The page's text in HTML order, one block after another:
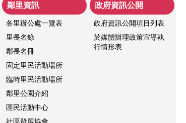
鄰里資訊
各里辦公處一覽表
里長名錄
鄰長名冊
固定里民活動場所
臨時里民活動場所
鄰里公園介紹
區民活動中心
社區發展協會
政府資訊公開
政府資訊公開項目列表
於媒體辦理政策宣導執
行情形表